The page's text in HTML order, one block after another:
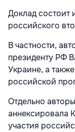
Доклад состоит
российского
В частности,
президенту РФ
Украине, а
российской
Отдельно
аннексировала
участия